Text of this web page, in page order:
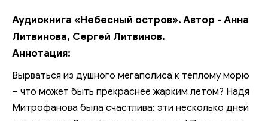
Аудиокнига «Небесный остров». Автор - Анна
Литвинова, Сергей Литвинов.
Аннотация:
Вырваться из душного мегаполиса к теплому морю
– что может быть прекраснее жарким летом? Надя
Митрофанова была счастлива: эти несколько дней